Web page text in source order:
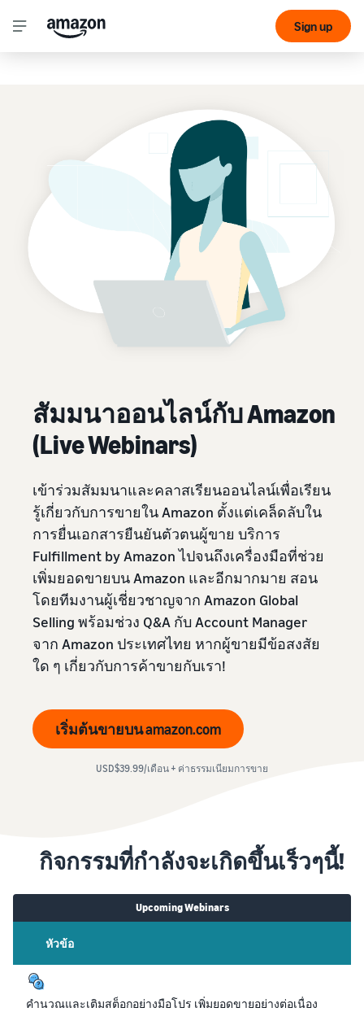
Sign up
สัมมนาออนไลน์กับ Amazon
(Live Webinars)
เข้าร่วมสัมมนาและคลาสเรียนออนไลน์เพื่อเรียน
รู้เกี่ยวกับการขายใน Amazon ตั้งแต่เคล็ดลับใน
การยื่นเอกสารยืนยันตัวตนผู้ขาย บริการ
Fulfillment by Amazon ไปจนถึงเครื่องมือที่ช่วย
เพิ่มยอดขายบน Amazon และอีกมากมาย สอน
โดยทีมงานผู้เชี่ยวชาญจาก Amazon Global
Selling พร้อมช่วง Q&A กับ Account Manager
จาก Amazon ประเทศไทย หากผู้ขายมีข้อสงสัย
ใด ๆ เกี่ยวกับการค้าขายกับเรา!
เริ่มต้นขายบน amazon.com
USD$39.99/เดือน + ค่าธรรมเนียมการขาย
กิจกรรมที่กำลังจะเกิดขึ้นเร็วๆนี้!
Upcoming Webinars
หัวข้อ
คำนวณและเติมสต็อกอย่างมือโปร เพิ่มยอดขายอย่างต่อเนื่อง